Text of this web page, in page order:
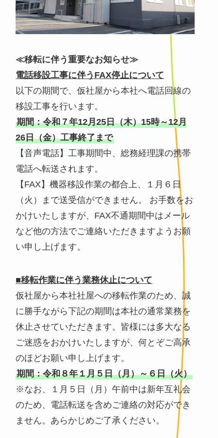
≪移転に伴う重要なお知らせ≫
電話移設工事に伴うFAX停止について
以下の期間で、仮社屋から本社へ電話回線の
移設工事を行います。
期間：令和７年12月25日（木）15時～12月
26日（金）工事終了まで
【音声電話】工事期間中、総務経理課の携帯
電話へ転送されます。
【FAX】機器移設作業の都合上、１月６日
（火）まで送受信ができません。 お手数をお
かけいたしますが、FAX不通期間中はメール
など他の方法でご連絡いただきますようお願
い申し上げます。
■移転作業に伴う業務休止について
仮社屋から本社社屋への移転作業のため、誠
に勝手ながら下記の期間は本社の通常業務を
休止させていただきます。皆様には多大なる
ご迷惑をおかけいたしますが、何とぞご高承
のほどお願い申し上げます。
期間：令和８年１月５日（月）～６日（火）
※なお、１月５日（月）午前中は新年互礼会
のため、電話転送を含めご連絡の対応ができ
ません。あらかじめご了承ください。